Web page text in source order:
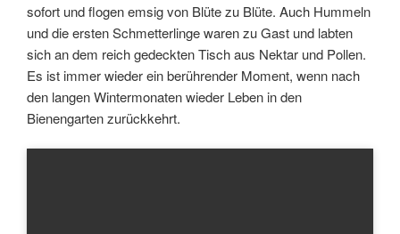
sofort und flogen emsig von Blüte zu Blüte. Auch Hummeln
und die ersten Schmetterlinge waren zu Gast und labten
sich an dem reich gedeckten Tisch aus Nektar und Pollen.
Es ist immer wieder ein berührender Moment, wenn nach
den langen Wintermonaten wieder Leben in den
Bienengarten zurückkehrt.